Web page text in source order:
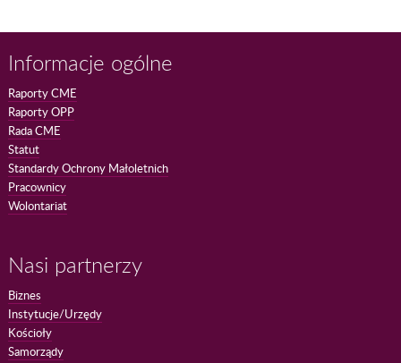
Informacje ogólne
Raporty CME
Raporty OPP
Rada CME
Statut
Standardy Ochrony Małoletnich
Pracownicy
Wolontariat
Nasi partnerzy
Biznes
Instytucje/Urzędy
Kościoły
Samorządy